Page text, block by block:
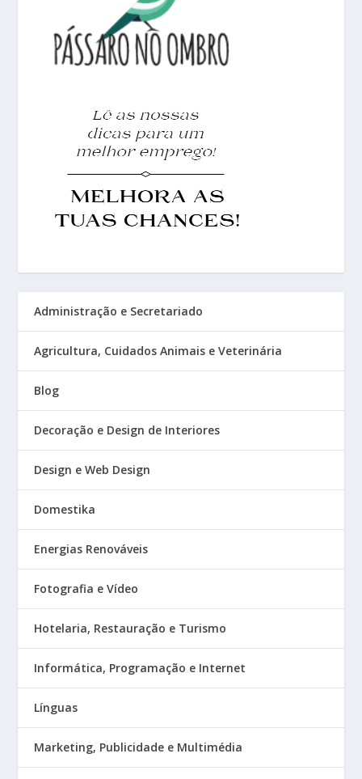
Administração e Secretariado
Agricultura, Cuidados Animais e Veterinária
Blog
Decoração e Design de Interiores
Design e Web Design
Domestika
Energias Renováveis
Fotografia e Vídeo
Hotelaria, Restauração e Turismo
Informática, Programação e Internet
Línguas
Marketing, Publicidade e Multimédia